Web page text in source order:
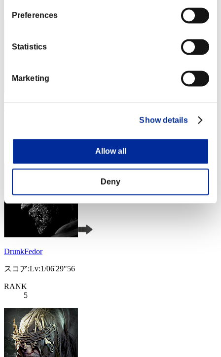
Preferences
Statistics
Marketing
Show details
Allow all
Deny
RANK
DrunkFedor
スコア:Lv:1/06'29"56
RANK
5